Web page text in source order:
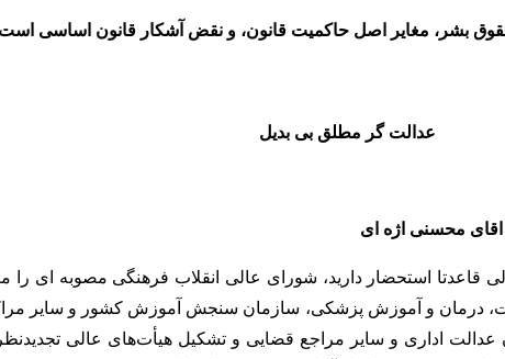
بشر، مغایر اصل حاکمیت قانون، و نقض آشکار قانون اساسی
عدالت گر مطلق بی بدیل
محسنی اژه ای
قاعدتا استحضار دارید، شورای عالی انقلاب فرهنگی مصوبه
درمان و آموزش پزشکی، سازمان سنجش آموزش کشور و سایر